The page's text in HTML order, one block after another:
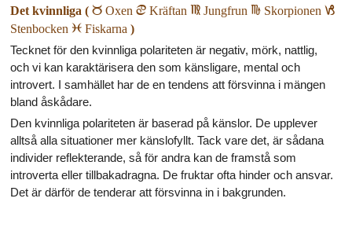
Det kvinnliga ( b Oxen d Kräftan f Jungfrun h Skorpionen j
Stenbocken l Fiskarna )
Tecknet för den kvinnliga polariteten är negativ, mörk, nattlig,
och vi kan karaktärisera den som känsligare, mental och
introvert. I samhället har de en tendens att försvinna i mängen
bland åskådare.
Den kvinnliga polariteten är baserad på känslor. De upplever
alltså alla situationer mer känslofyllt. Tack vare det, är sådana
individer reflekterande, så för andra kan de framstå som
introverta eller tillbakadragna. De fruktar ofta hinder och ansvar.
Det är därför de tenderar att försvinna in i bakgrunden.